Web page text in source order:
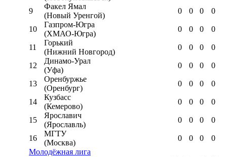
9
Факел Ямал
(Новый Уренгой)
0 0 0 0
10
Газпром-Югра
(ХМАО-Югра)
0 0 0 0
11
Горький
(Нижний Новгород)
0 0 0 0
12
Динамо-Урал
(Уфа)
0 0 0 0
13
Оренбуржье
(Оренбург)
0 0 0 0
14
Кузбасс
(Кемерово)
0 0 0 0
15
Ярославич
(Ярославль)
0 0 0 0
16
МГТУ
(Москва)
0 0 0
0
Молодёжная лига